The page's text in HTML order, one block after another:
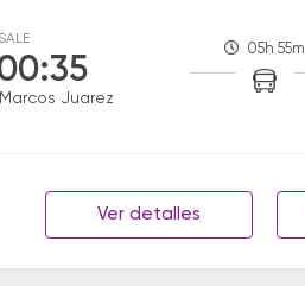
SALE
Marcos Juarez
05h 55m
Ver detalles